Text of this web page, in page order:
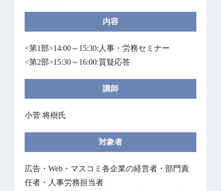
内容
<第1部>14:00～15:30:人事・労務セミナー
<第2部>15:30～16:00:質疑応答
講師
小菅 将樹氏
対象者
広告・Web・マスコミ各企業の経営者・部門責
任者・人事労務担当者